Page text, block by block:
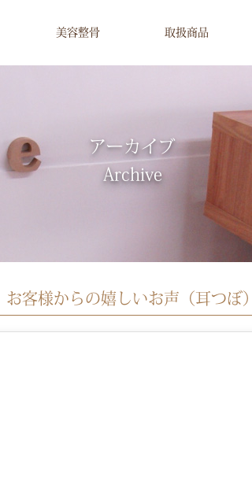
美容整骨 取扱商品
アーカイブ
Archive
お客様からの嬉しいお声（耳つぼ）